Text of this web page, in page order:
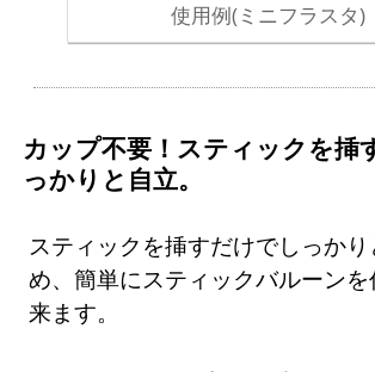
使用例(ミニフラスタ)
カップ不要！スティックを挿
っかりと自立。
スティックを挿すだけでしっか
め、簡単にスティックバルーンを
来ます。